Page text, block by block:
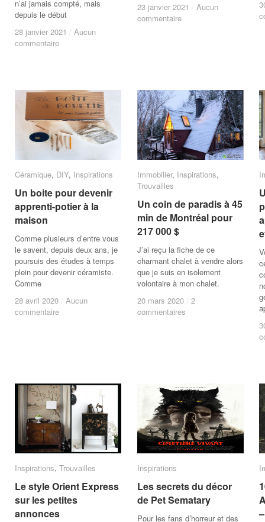
n’ai jamais compté, mais
depuis le début
28 janvier 2021 / Aucun
commentaire
28 janvier 2021 / Aucun
commentaire
23 janvier 2021 / Aucun
commentaire
23 janvier 2021 / Aucun
commentaire
Céramique, DIY, Inspirations
Un boite pour devenir
apprenti-potier à la
maison
Comme plusieurs d’entre vous
le savent, depuis deux ans, je
poursuis des études à temps
plein pour devenir céramiste.
Comme
28 avril 2020 / Aucun
commentaire
Céramique DIY Inspirations
Un boite pour devenir
apprenti-potier à la
maison
28 avril 2020 / Aucun
commentaire
Immobilier, Inspirations,
Trouvailles
Un coin de paradis à 45
min de Montréal pour
217 000 $
J’ai reçu la fiche de ce
charmant chalet à vendre alors
que je suis en isolement
volontaire à mon chalet.
20 mars 2020 / 2
commentaires
Immobilier Inspirations
Trouvailles
Un coin de paradis à 45
min de Montréal pour
217 000 $
20 mars 2020 / 2
commentaires
Inspirations, Trouvailles
Le style Orient Express
sur les petites
annonces
Inspirations Trouvailles
Le style Orient Express
sur les petites
annonces
Inspirations
Les secrets du décor
de Pet Sematary
Pour les fans d’horreur et des
Inspirations
Les secrets du décor
de Pet Sematary